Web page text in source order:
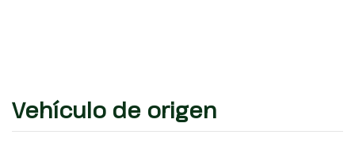
Vehículo de origen